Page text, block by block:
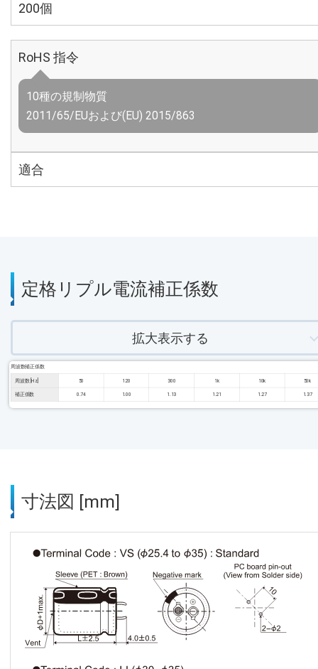
200個
RoHS 指令
10種の規制物質
2011/65/EUおよび(EU) 2015/863
適合
定格リプル電流補正係数
拡大表示する
周波数補正係数
周波数 [Hz] 50 120 300 1k 10k 50k
補正係数 0.74 1.00 1.13 1.21 1.27 1.37
寸法図 [mm]